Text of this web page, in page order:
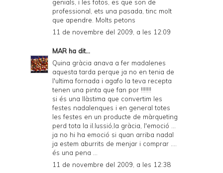
genials, i les fotos, es que son de
professional, ets una pasada, tinc molt
que apendre. Molts petons
11 de novembre del 2009, a les 12:09
MAR ha dit...
Quina gràcia anava a fer madalenes
aquesta tarda perque ja no en tenia de
l'ultima fornada i agafo la teva recepta
tenen una pinta que fan por !!!!!!!
si és una llàstima que convertim les
festes nadalenques i en general totes
les festes en un producte de màrqueting
perd tota la il.lussió,la gràcia, l'emoció ...
ja no hi ha emoció si quan arriba nadal
ja estem aburrits de menjar i comprar ....
és una pena ...
11 de novembre del 2009, a les 12:38